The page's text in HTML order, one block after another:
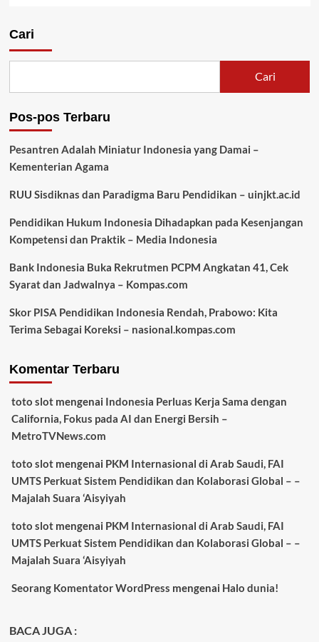
Cari
Cari
Pos-pos Terbaru
Pesantren Adalah Miniatur Indonesia yang Damai –
Kementerian Agama
RUU Sisdiknas dan Paradigma Baru Pendidikan – uinjkt.ac.id
Pendidikan Hukum Indonesia Dihadapkan pada Kesenjangan
Kompetensi dan Praktik – Media Indonesia
Bank Indonesia Buka Rekrutmen PCPM Angkatan 41, Cek
Syarat dan Jadwalnya – Kompas.com
Skor PISA Pendidikan Indonesia Rendah, Prabowo: Kita
Terima Sebagai Koreksi – nasional.kompas.com
Komentar Terbaru
toto slotmengenai Indonesia Perluas Kerja Sama dengan
California, Fokus pada AI dan Energi Bersih –
MetroTVNews.com
toto slotmengenai PKM Internasional di Arab Saudi, FAI
UMTS Perkuat Sistem Pendidikan dan Kolaborasi Global – –
Majalah Suara ‘Aisyiyah
toto slotmengenai PKM Internasional di Arab Saudi, FAI
UMTS Perkuat Sistem Pendidikan dan Kolaborasi Global – –
Majalah Suara ‘Aisyiyah
Seorang Komentator WordPress mengenai Halo dunia!
BACA JUGA :